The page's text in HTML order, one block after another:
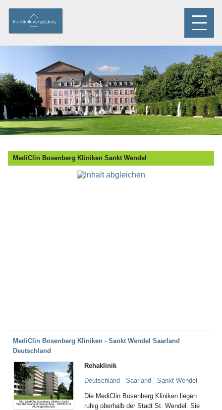
MediClin Bosenberg Kliniken Sankt Wendel
MediClin Bosenberg Kliniken - Sankt Wendel Saarland
Deutschland
Bild: MediClin Bosenberg Kliniken Sankt
Wendel Saarland Deutschland - MEDICLIN
Aktiengesellschaft
Rehaklinik
Deutschland - Saarland - Sankt Wendel
Die MediClin Bosenberg Kliniken liegen
ruhig oberhalb der Stadt St. Wendel. Sie